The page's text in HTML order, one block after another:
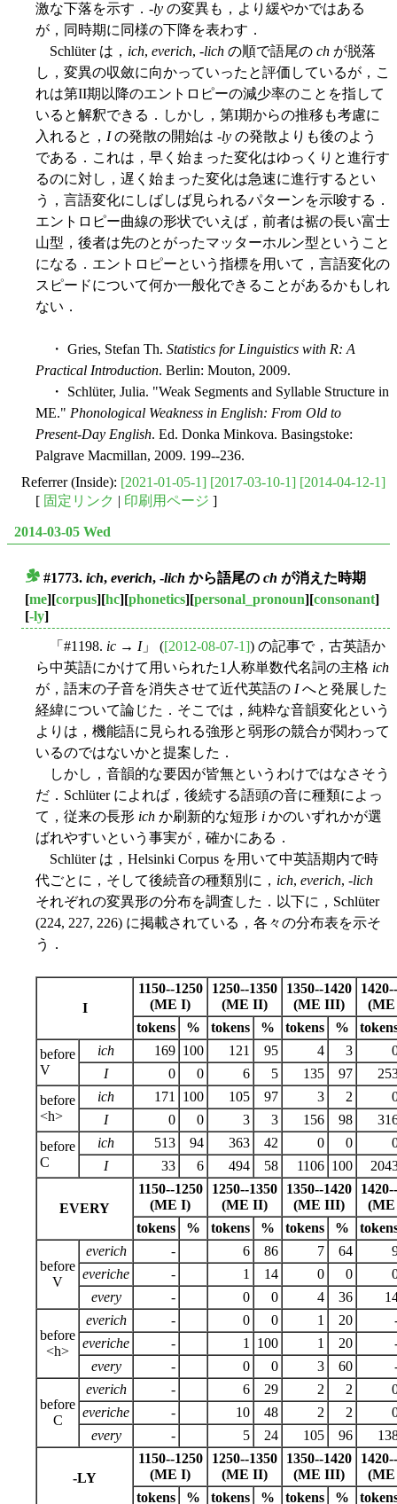
激な下落を示す．-ly の変異も，より緩やかではある
が，同時期に同様の下降を表わす．
Schlüter は， ich, everich, -lich の順で語尾の ch が脱落
し，変異の収斂に向かっていったと評価しているが，こ
れは第II期以降のエントロピーの減少率のことを指して
いると解釈できる．しかし，第I期からの推移も考慮に
入れると， Iの発散の開始は -ly の発散よりも後のよう
である．これは，早く始まった変化はゆっくりと進行す
るのに対し，遅く始まった変化は急速に進行するとい
う，言語変化にしばしば見られるパターンを示唆する．
エントロピー曲線の形状でいえば，前者は裾の長い富士
山型，後者は先のとがったマッターホルン型ということ
になる．エントロピーという指標を用いて，言語変化の
スピードについて何か一般化できることがあるかもしれ
ない．
・ Gries, Stefan Th. Statistics for Linguistics with R: A
Practical Introduction. Berlin: Mouton, 2009.
・ Schlüter, Julia. "Weak Segments and Syllable Structure in
ME." Phonological Weakness in English: From Old to
Present-Day English. Ed. Donka Minkova. Basingstoke:
Palgrave Macmillan, 2009. 199--236.
Referrer (Inside): [2021-01-05-1] [2017-03-10-1] [2014-04-12-1]
[ 固定リンク | 印刷用ページ ]
2014-03-05 Wed
#1773. ich, everich, -lich から語尾の ch が消えた時期
[me][corpus][hc][phonetics][personal_pronoun][consonant]
[-ly]
「#1198. ic → I」 ([2012-08-07-1]) の記事で，古英語か
ら中英語にかけて用いられた1人称単数代名詞の主格 ich
が，語末の子音を消失させて近代英語の Iへと発展した
経緯について論じた．そこでは，純粋な音韻変化という
よりは，機能語に見られる強形と弱形の競合が関わって
いるのではないかと提案した．
しかし，音韻的な要因が皆無というわけではなさそう
だ．Schlüter によれば，後続する語頭の音に種類によっ
て，従来の長形 ich か刷新的な短形 i かのいずれかが選
ばれやすいという事実が，確かにある．
Schlüter は，Helsinki Corpus を用いて中英語期内で時
代ごとに，そして後続音の種類別に， ich, everich, -lich
それぞれの変異形の分布を調査した．以下に，Schlüter
(224, 227, 226) に掲載されている，各々の分布表を示そ
う．
I
1150--1250
(ME I)
1250--1350
(ME II)
1350--1420
(ME III)
tokens
% tokens % tokens %
before
V
ich 169 100 121 95 4 3
I
0 0 6 5 135 97
before
<h>
ich 171 100 105 97 3 2
I
0 0 3 3 156 98
before
C
ich 513 94 363 42 0 0
I
33 6 494 58 1106 100
EVERY
1150--1250
(ME I)
1250--1350
(ME II)
1350--1420
(ME III)
tokens
% tokens % tokens %
before
V
everich - 6 86 7 64
everiche
- 1 14 0 0
every
- 0 0 4 36
before
<h>
everich - 0 0 1 20
everiche
- 1 100 1 20
every
- 0 0 3 60
before
C
everich - 6 29 2 2
everiche
- 10 48 2 2
every
- 5 24 105 96
-LY
1150--1250
(ME I)
1250--1350
(ME II)
1350--1420
(ME III)
tokens
% tokens % tokens %